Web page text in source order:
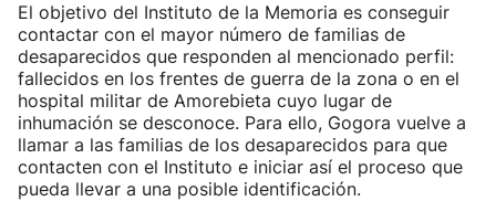
El objetivo del Instituto de la Memoria es conseguir
contactar con el mayor número de familias de
desaparecidos que responden al mencionado perfil:
fallecidos en los frentes de guerra de la zona o en el
hospital militar de Amorebieta cuyo lugar de
inhumación se desconoce. Para ello, Gogora vuelve a
llamar a las familias de los desaparecidos para que
contacten con el Instituto e iniciar así el proceso que
pueda llevar a una posible identificación.